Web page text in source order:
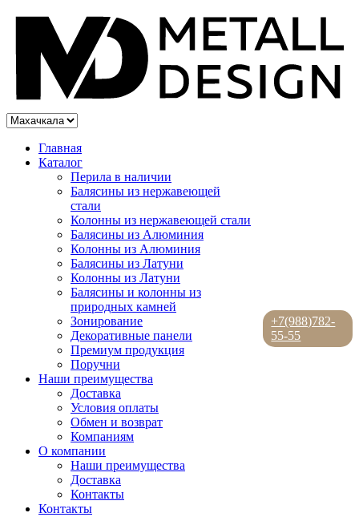
Главная
Каталог
Перила в наличии
Балясины из нержавеющей
стали
Колонны из нержавеющей стали
Балясины из Алюминия
Колонны из Алюминия
Балясины из Латуни
Колонны из Латуни
Балясины и колонны из
природных камней
Зонирование
Декоративные панели
Премиум продукция
Поручни
Наши преимущества
Доставка
Условия оплаты
Обмен и возврат
Компаниям
О компании
Наши преимущества
Доставка
Контакты
Контакты
+7(988)782-
55-55